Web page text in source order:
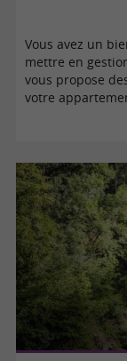
Vous avez un
mettre en
vous propose
votre